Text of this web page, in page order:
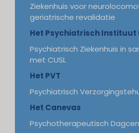
Ziekenhuis voor
geriatrische revalidatie
Het Psychiatrisch Instituut
Psychiatrisch Ziekenhuis in
met CUSL
Het PVT
Psychiatrisch
Het Canevas
Psychotherapeutisch